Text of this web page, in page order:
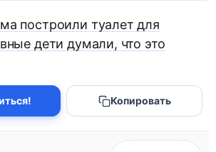
построили туалет для
дети думали, что это
Копировать